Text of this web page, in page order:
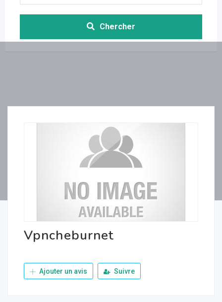
Chercher
Vpncheburnet
Ajouter un avis Suivre